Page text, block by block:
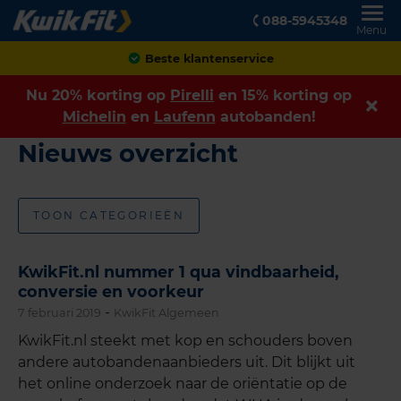
088-5945348
Menu
Beste klantenservice
Nu 20% korting op Pirelli en 15% korting op
Michelin en Laufenn autobanden!
Nieuws overzicht
TOON CATEGORIEËN
KwikFit.nl nummer 1 qua vindbaarheid,
conversie en voorkeur
7 februari 2019 - KwikFit Algemeen
KwikFit.nl steekt met kop en schouders boven
andere autobandenaanbieders uit. Dit blijkt uit
het online onderzoek naar de oriëntatie op de